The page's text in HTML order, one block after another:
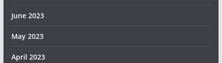
June 2023
May 2023
April 2023